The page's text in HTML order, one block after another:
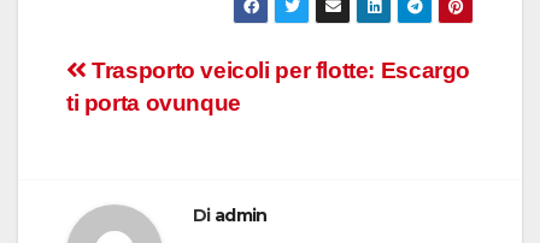
Navigazione
articoli
Trasporto veicoli per flotte: Escargo
ti porta ovunque
Di admin